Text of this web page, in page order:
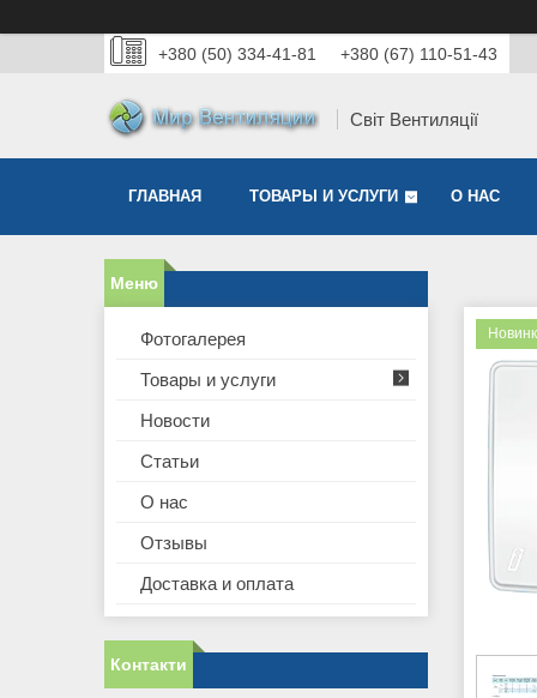
+380 (50) 334-41-81 +380 (67) 110-51-43
Світ Вентиляції
ГЛАВНАЯ ТОВАРЫ И УСЛУГИ О НАС
Фотогалерея
Товары и услуги
Новости
Статьи
О нас
Отзывы
Доставка и оплата
Контакти